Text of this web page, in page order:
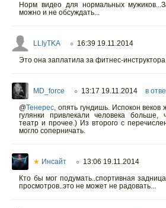
Норм видео для нормальных
можно и не обсуждать...
LLIyTKA ○ 16:39 19.11.2014
Это она заплатила за фитнес-
MD_force ○ 13:17 19.11.2014 в
@Тенерес, опять гундишь. Испокон веков
гулянки привлекали человека
театр и прочее.) Из второго с
могло соперничать.
★ Инсайт ○ 13:06 19.11.2014
Кто бы мог подумать..спортивная
просмотров..это не может не радовать...